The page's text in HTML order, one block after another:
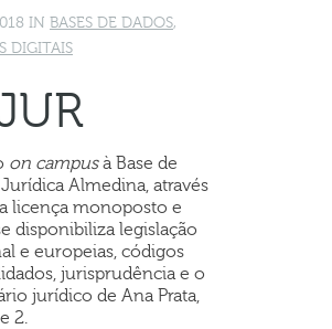
IN BASES DE DADOS,
DIGITAIS
on campusà Base de
Almedina, através
licença monoposto e
disponibiliza legislação
e europeias, códigos
jurisprudência e o
jurídico de Ana Prata,
2.